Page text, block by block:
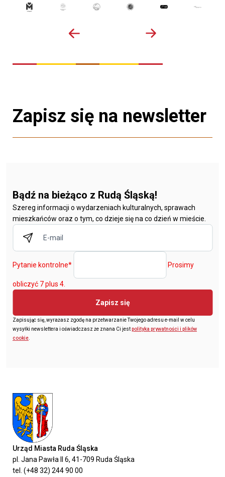
Zapisz się na newsletter
Bądź na bieżąco z Rudą Śląską!
Szereg informacji o wydarzeniach kulturalnych, sprawach
mieszkańców oraz o tym, co dzieje się na co dzień w mieście.
Pytanie kontrolne* Prosimy
obliczyć 7 plus 4.
Zapisz się
Zapisując się, wyrażasz zgodę na przetwarzanie Twojego adresu e-mail w celu
wysyłki newslettera i oświadczasz że znana Ci jestpolityka prywatności i plików
cookie
Urząd Miasta Ruda Śląska
pl. Jana Pawła II 6, 41-709 Ruda Śląska
tel. (+48 32) 244 90 00